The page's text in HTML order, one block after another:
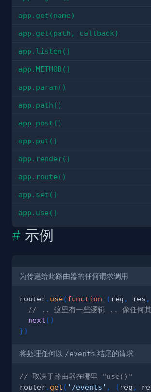
app.get(name)
app.get(path, callback)
app.listen()
app.METHOD()
app.param()
app.path()
app.post()
app.put()
app.render()
app.route()
app.set()
app.use()
示例
为传递给此路由器的任何请求调用
router. use(function ( req , res ,
// .. 这里有一些逻辑 .. 像任何其
next ( )
})
将处理任何以 /events 结尾的请求
// 取决于路由器在哪里 "use()"
router. get ( '/events' , ( req ,